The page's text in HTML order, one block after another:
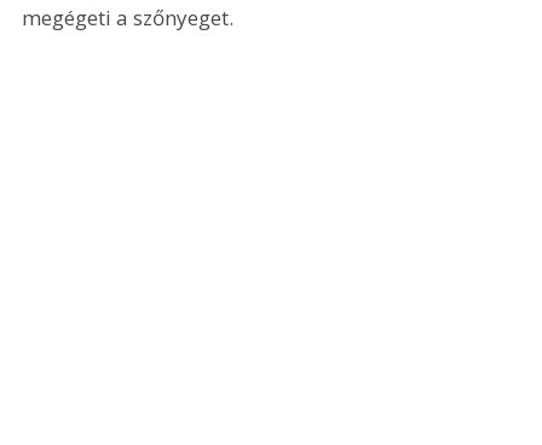
megégeti a szőnyeget.